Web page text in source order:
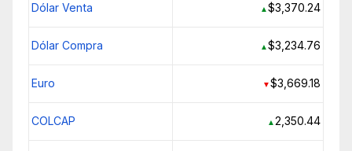
Dólar Venta ▲$3,370.24
Dólar Compra ▲$3,234.76
Euro ▼$3,669.18
COLCAP ▲2,350.44